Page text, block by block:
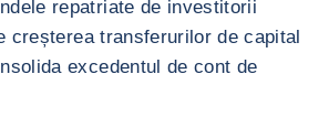
repatriate de investitorii
creșterea transferurilor de capital
excedentul de cont de